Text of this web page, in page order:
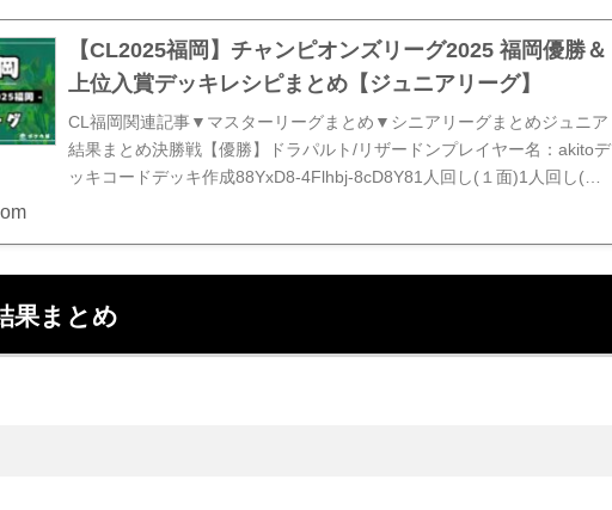
【CL2025福岡】チャンピオンズリーグ2025 福岡優勝＆
上位入賞デッキレシピまとめ【ジュニアリーグ】
CL福岡関連記事▼マスターリーグまとめ▼シニアリーグまとめジュニア
結果まとめ決勝戦【優勝】ドラパルト/リザードンプレイヤー名：akitoデ
ッキコードデッキ作成88YxD8-4Flhbj-8cD8Y81人回し(１面)1人回し(２
果まとめ